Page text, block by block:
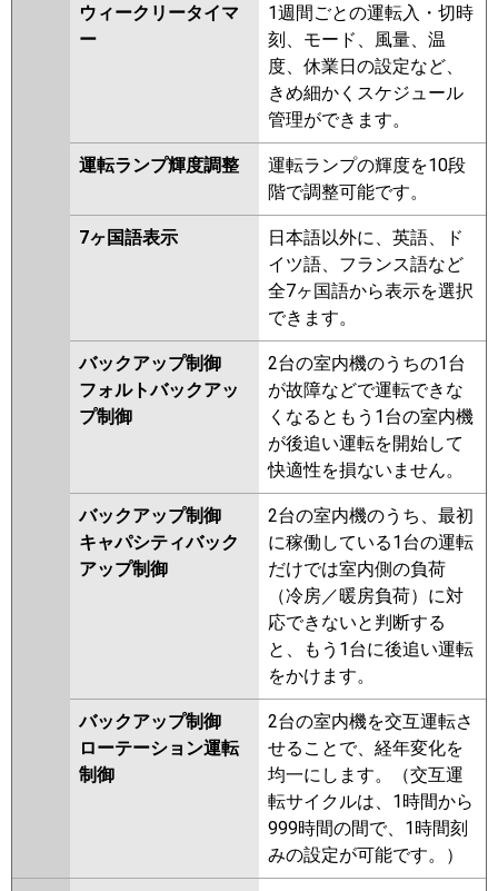
ウィークリータイマ
ー
1週間ごとの運転入・切時
刻、モード、風量、温
度、休業日の設定など、
きめ細かくスケジュール
管理ができます。
運転ランプ輝度調整
運転ランプの輝度を10段
階で調整可能です。
7ヶ国語表示
日本語以外に、英語、ド
イツ語、フランス語など
全7ヶ国語から表示を選択
できます。
バックアップ制御
フォルトバックアッ
プ制御
2台の室内機のうちの1台
が故障などで運転できな
くなるともう1台の室内機
が後追い運転を開始して
快適性を損ないません。
バックアップ制御
キャパシティバック
アップ制御
2台の室内機のうち、最初
に稼働している1台の運転
だけでは室内側の負荷
（冷房／暖房負荷）に対
応できないと判断する
と、もう1台に後追い運転
をかけます。
バックアップ制御
ローテーション運転
制御
2台の室内機を交互運転さ
せることで、経年変化を
均一にします。（交互運
転サイクルは、1時間から
999時間の間で、1時間刻
みの設定が可能です。）